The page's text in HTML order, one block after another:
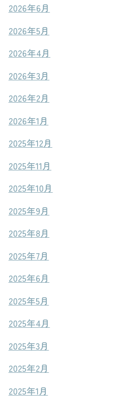
2026年6月
2026年5月
2026年4月
2026年3月
2026年2月
2026年1月
2025年12月
2025年11月
2025年10月
2025年9月
2025年8月
2025年7月
2025年6月
2025年5月
2025年4月
2025年3月
2025年2月
2025年1月